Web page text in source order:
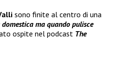
sono finite al centro di una
domestica ma quando pulisce
ospite nel podcast The